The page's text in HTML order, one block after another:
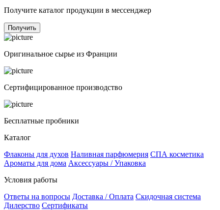
Получите каталог продукции в мессенджер
Получить
Оригинальное сырье из Франции
Сертифицированное производство
Бесплатные пробники
Каталог
Флаконы для духов Наливная парфюмерия СПА косметика
Ароматы для дома Аксессуары / Упаковка
Условия работы
Ответы на вопросы Доставка / Оплата Скидочная система
Дилерство Сертификаты